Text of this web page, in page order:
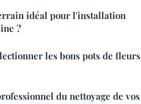
idéal pour l'installation
?
les bons pots de fleurs
du nettoyage de vos